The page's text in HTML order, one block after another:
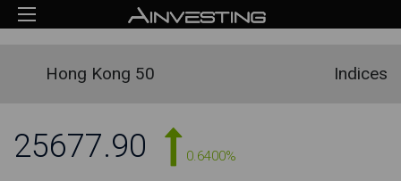
Hong Kong 50 Indices
25677.90 0.6400%